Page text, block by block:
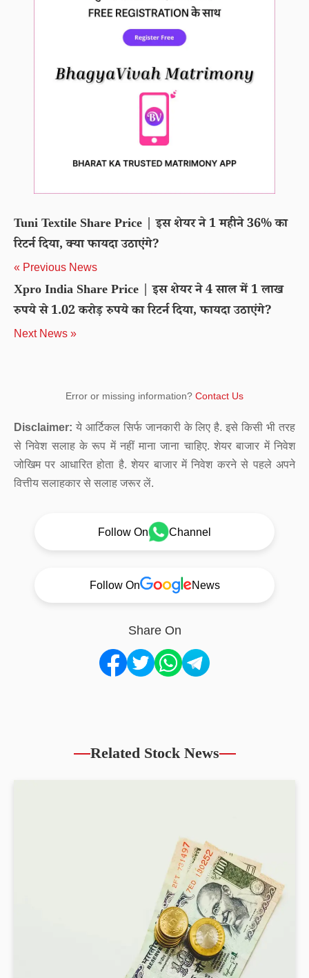
Tuni Textile Share Price | इस शेयर ने 1 महीने 36% का
रिटर्न दिया, क्या फायदा उठाएंगे?
« Previous News
Xpro India Share Price | इस शेयर ने 4 साल में 1 लाख
रुपये से 1.02 करोड़ रुपये का रिटर्न दिया, फायदा उठाएंगे?
Next News »
Error or missing information? Contact Us
Disclaimer: ये आर्टिकल सिर्फ जानकारी के लिए है. इसे किसी भी तरह
से निवेश सलाह के रूप में नहीं माना जाना चाहिए. शेयर बाजार में निवेश
जोखिम पर आधारित होता है. शेयर बाजार में निवेश करने से पहले अपने
वित्तीय सलाहकार से सलाह जरूर लें.
Follow On Channel
Follow On News
Share On
Related Stock News